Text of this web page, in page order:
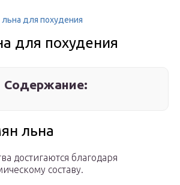
для похудения
для похудения
Содержание:
льна
достигаются благодаря
составу.